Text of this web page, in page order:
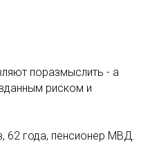
поразмыслить - а
риском и
62 года, пенсионер МВД.